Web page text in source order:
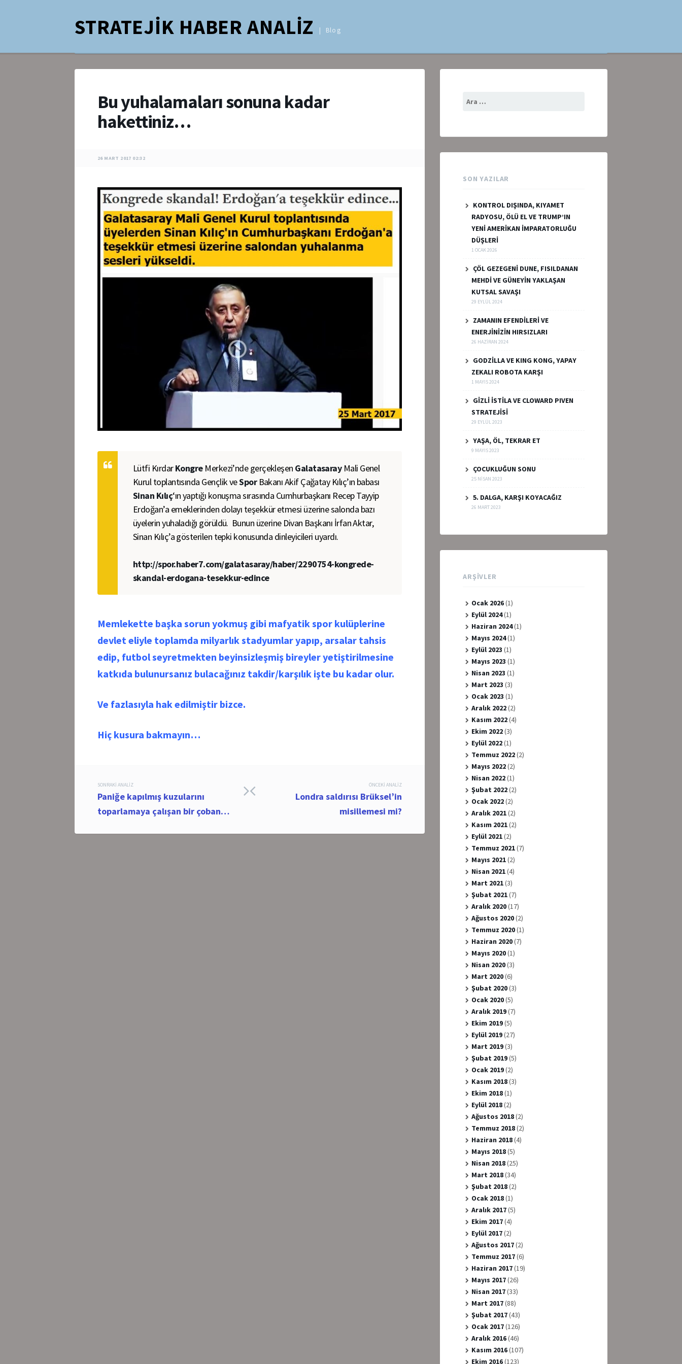
STRATEJİK HABER ANALİZ Blog
Bu yuhalamaları sonuna kadar
hakettiniz…
26 MART 2017 02:32
Lütfi KırdarKongreMerkezi’nde gerçekleşen GalatasarayMali Genel
Kurul toplantısında Gençlik veSporBakanı Akif Çağatay Kılıç’ın babası
Sinan Kılıç‘ın yaptığı konuşma sırasında Cumhurbaşkanı Recep Tayyip
Erdoğan’a emeklerinden dolayı teşekkür etmesi üzerine salonda bazı
üyelerin yuhaladığı görüldü. Bunun üzerine Divan Başkanı İrfan Aktar,
Sinan Kılıç’a gösterilen tepki konusunda dinleyicileri uyardı.
http://spor.haber7.com/galatasaray/haber/2290754-kongrede-
skandal-erdogana-tesekkur-edince
Memlekette başka sorun yokmuş gibi mafyatik spor kulüplerine
devlet eliyle toplamda milyarlık stadyumlar yapıp, arsalar tahsis
edip, futbol seyretmekten beyinsizleşmiş bireyler yetiştirilmesine
katkıda bulunursanız bulacağınız takdir/karşılık işte bu kadar olur.
Ve fazlasıyla hak edilmiştir bizce.
Hiç kusura bakmayın…
Post
navigation
ÖNCEKI ANALIZ
Londra saldırısı Brüksel’in
misillemesi mi?
SONRAKI ANALIZ
Paniğe kapılmış kuzularını
toparlamaya çalışan bir çoban…
SON YAZILAR
KONTROL DIŞINDA, KIYAMET
RADYOSU, ÖLÜ EL VE TRUMP’IN
YENİ AMERİKAN İMPARATORLUĞU
DÜŞLERİ
1 OCAK 2026
ÇÖL GEZEGENİ DUNE, FISILDANAN
MEHDİ VE GÜNEYİN YAKLAŞAN
KUTSAL SAVAŞI
29 EYLÜL 2024
ZAMANIN EFENDİLERİ VE
ENERJİNİZİN HIRSIZLARI
26 HAZIRAN 2024
GODZİLLA VE KING KONG, YAPAY
ZEKALI ROBOTA KARŞI
1 MAYIS 2024
GİZLİ İSTİLA VE CLOWARD PIVEN
STRATEJİSİ
29 EYLÜL 2023
YAŞA, ÖL, TEKRAR ET
9 MAYIS 2023
ÇOCUKLUĞUN SONU
25 NISAN 2023
5. DALGA, KARŞI KOYACAĞIZ
26 MART 2023
ARŞIVLER
Ocak 2026(1)
Eylül 2024(1)
Haziran 2024(1)
Mayıs 2024(1)
Eylül 2023 (1)
Mayıs 2023 (1)
Nisan 2023 (1)
Mart 2023 (3)
Ocak 2023 (1)
Aralık 2022(2)
Kasım 2022(4)
Ekim 2022(3)
Eylül 2022(1)
Temmuz 2022(2)
Mayıs 2022(2)
Nisan 2022(1)
Şubat 2022(2)
Ocak 2022(2)
Aralık 2021(2)
Kasım 2021(2)
Eylül 2021(2)
Temmuz 2021(7)
Mayıs 2021(2)
Nisan 2021(4)
Mart 2021(3)
Şubat 2021(7)
Aralık 2020(17)
Ağustos 2020(2)
Temmuz 2020(1)
Haziran 2020(7)
Mayıs 2020(1)
Nisan 2020(3)
Mart 2020(6)
Şubat 2020(3)
Ocak 2020(5)
Aralık 2019(7)
Ekim 2019(5)
Eylül 2019(27)
Mart 2019(3)
Şubat 2019(5)
Ocak 2019(2)
Kasım 2018(3)
Ekim 2018(1)
Eylül 2018(2)
Ağustos 2018(2)
Temmuz 2018(2)
Haziran 2018(4)
Mayıs 2018(5)
Nisan 2018(25)
Mart 2018(34)
Şubat 2018(2)
Ocak 2018(1)
Aralık 2017(5)
Ekim 2017(4)
Eylül 2017(2)
Ağustos 2017(2)
Temmuz 2017(6)
Haziran 2017(19)
Mayıs 2017(26)
Nisan 2017(33)
Mart 2017(88)
Şubat 2017(43)
Ocak 2017(126)
Aralık 2016(46)
Kasım 2016(107)
Ekim 2016(123)